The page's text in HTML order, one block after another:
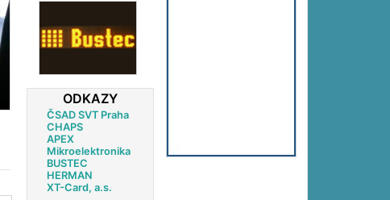
ODKAZY
ČSAD SVT Praha
CHAPS
APEX
Mikroelektronika
BUSTEC
HERMAN
XT-Card, a.s.